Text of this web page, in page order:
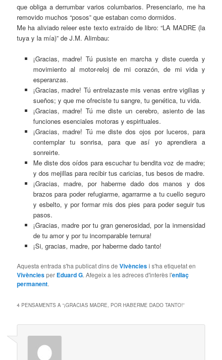
que obliga a derrumbar varios columbarios. Presenciarlo, me ha
removido muchos “posos” que estaban como dormidos.
Me ha aliviado releer este texto extraído de libro: “LA MADRE (la
tuya y la mía)” de J.M. Alimbau:
¡Gracias, madre! Tú pusiste en marcha y diste cuerda y
movimiento al motor-reloj de mi corazón, de mi vida y
esperanzas.
¡Gracias, madre! Tú entrelazaste mis venas entre vigilias y
sueños; y que me ofreciste tu sangre, tu genética, tu vida.
¡Gracias, madre! Tú me diste un cerebro, asiento de las
funciones esenciales motoras y espirituales.
¡Gracias, madre! Tú me diste dos ojos por luceros, para
contemplar tu sonrisa, para que así yo aprendiera a
sonreirte.
Me diste dos oídos para escuchar tu bendita voz de madre;
y dos mejillas para recibir tus caricias, tus besos de madre.
¡Gracias, madre, por haberme dado dos manos y dos
brazos para poder refugiarme, agarrarme a tu cuello seguro
y esbelto, y por formar mis dos pies para poder seguir tus
pasos.
¡Gracias, madre por tu gran generosidad, por la inmensidad
de tu amor y por tu incomparable ternura!
¡Si, gracias, madre, por haberme dado tanto!
Aquesta entrada s'ha publicat dins deVivènciesi s'ha etiquetat en
Vivènciesper Eduard G. Afegeix a les adreces d'interès l'enllaç
permanent.
4 PENSAMENTS A “¡GRACIAS MADRE, POR HABERME DADO TANTO!”